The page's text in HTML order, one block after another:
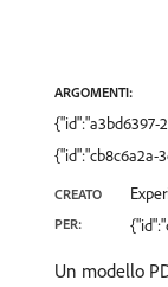
ARGOMENTI:
{"id":"a3bd6397-
{"id":"cb8c6a2a-
CREATO
PER:
Un modello